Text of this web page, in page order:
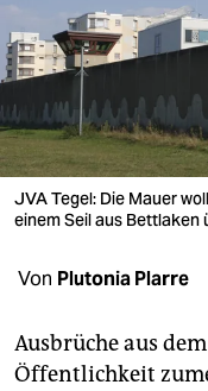
berlin
nord
wahrheit
verlag
verlag
veranstaltungen
fragen & hilfe
JVA Tegel: Die Mauer
einem Seil aus Bettlaken
Von Plutonia Plarre
Ausbrüche aus
Öffentlichkeit